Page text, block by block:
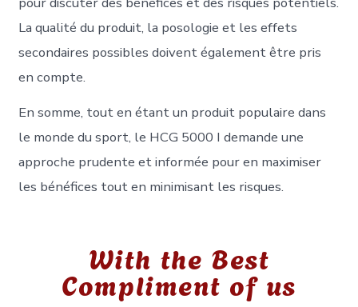
La qualité du produit, la posologie et les effets
secondaires possibles doivent également être pris
en compte.
En somme, tout en étant un produit populaire dans
le monde du sport, le HCG 5000 I demande une
approche prudente et informée pour en maximiser
les bénéfices tout en minimisant les risques.
With the Best
Compliment of us